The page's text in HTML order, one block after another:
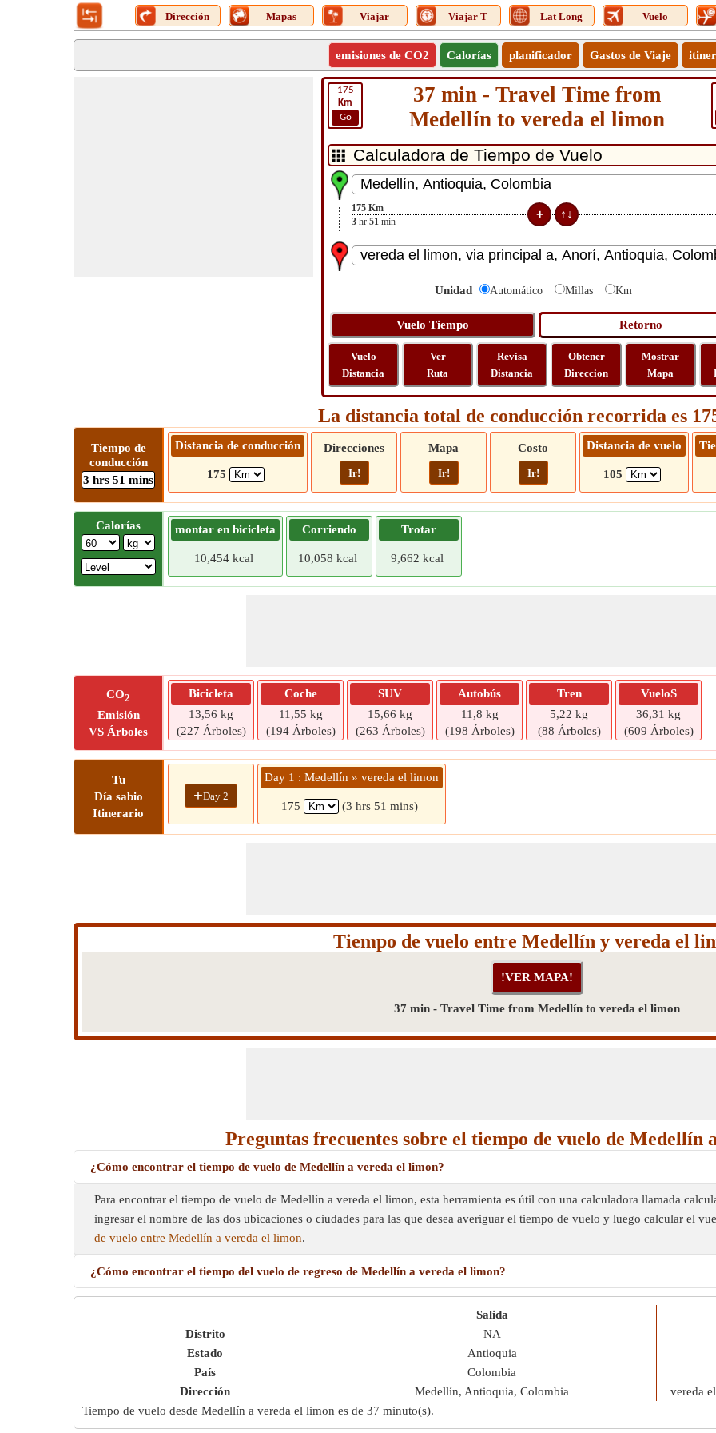
Dirección Mapas Viajar Viajar T Lat Long Vuelo
emisiones de CO2 Calorías planificador Gastos de Viaje
175
Km
Go
37 min - Travel Time from
Medellín to vereda el limon
175 Km
3 hr 51 min
Unidad Automático Millas Km
Vuelo
Distancia
Ver
Ruta
Revisa
Distancia
Obtener
Direccion
Mostrar
Mapa
La distancia total de conducción recorrida es
Tiempo de
conducción
3 hrs 51 mins
Distancia de conducción
175
Direcciones
Ir!
Mapa
Ir!
Costo
Ir!
Distancia de vuelo
105
Calorías montar en bicicleta
10,454 kcal
Corriendo
10,058 kcal
Trotar
9,662 kcal
CO2
Emisión
VS Árboles
Bicicleta
13,56 kg
(227 Árboles)
Coche
11,55 kg
(194 Árboles)
SUV
15,66 kg
(263 Árboles)
Autobús
11,8 kg
(198 Árboles)
Tren
5,22 kg
(88 Árboles)
VueloS
36,31 kg
(609 Árboles)
Tu
Día sabio
Itinerario
+Day 2
Day 1 : Medellín » vereda el limon
175 (3 hrs 51 mins)
Tiempo de vuelo entre Medellín y vereda el
37 min - Travel Time from Medellín to vereda el limon
Preguntas frecuentes sobre el tiempo de vuelo de Medellín
¿Cómo encontrar el tiempo de vuelo de Medellín a vereda el limon?
Para encontrar el tiempo de vuelo de Medellín a vereda el limon, esta herramienta es útil con una calculadora llamada
ingresar el nombre de las dos ubicaciones o ciudades para las que desea averiguar el tiempo de vuelo y luego calcular el
de vuelo entre Medellín a vereda el limon.
¿Cómo encontrar el tiempo del vuelo de regreso de Medellín a vereda el limon?
Distrito
Estado
País
Dirección
Salida
NA
Antioquia
Colombia
Medellín, Antioquia, Colombia
vereda
Tiempo de vuelo desde Medellín a vereda el limon es de 37 minuto(s).